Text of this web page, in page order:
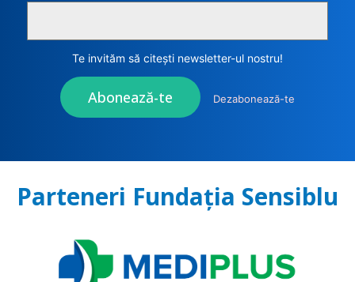
Te invităm să citești newsletter-ul nostru!
Abonează-te Dezabonează-te
Parteneri Fundația Sensiblu